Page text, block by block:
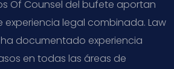
Of Counsel del bufete aportan
experiencia legal combinada. Law
ha documentado experiencia
en todas las áreas de